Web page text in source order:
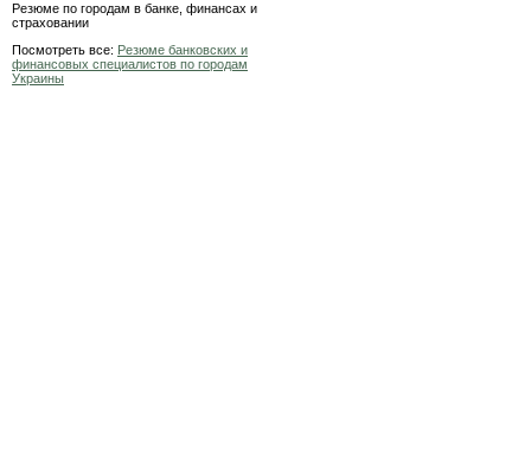
Резюме по городам в банке, финансах и
страховании
Посмотреть все: Резюме банковских и
финансовых специалистов по городам
Украины